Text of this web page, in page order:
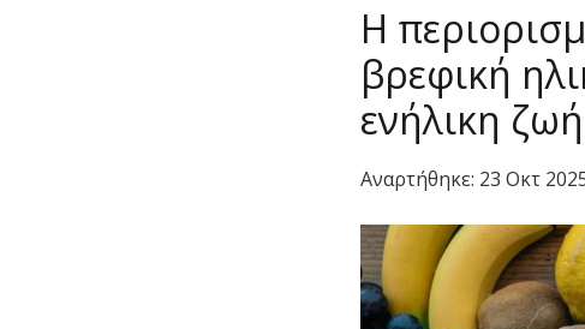
Η
βρεφική
ενήλικη ζωή
Αναρτήθηκε: 23 Οκτ